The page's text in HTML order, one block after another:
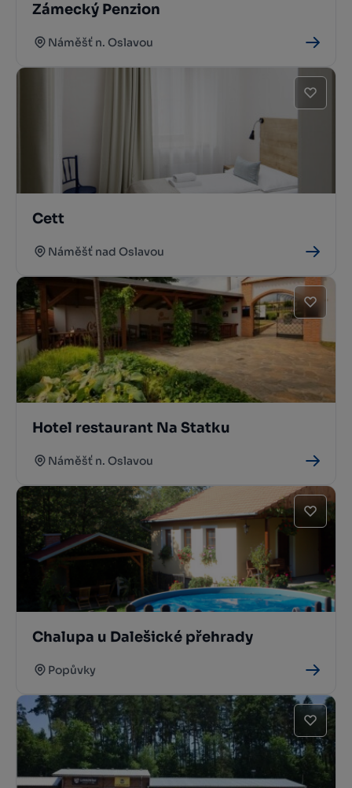
Zámecký Penzion
Náměšť n. Oslavou
Cett
Náměšť nad Oslavou
Hotel restaurant Na Statku
Náměšť n. Oslavou
Chalupa u Dalešické přehrady
Popůvky